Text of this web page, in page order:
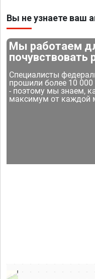
Вы не узнаете ваш
Мы работаем
почувствовать
Специалисты
прошили более 10
- поэтому мы знаем,
максимум от каждой